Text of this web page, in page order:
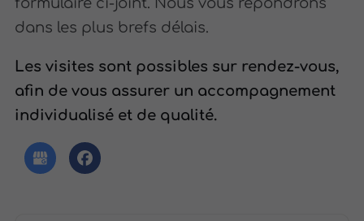
dans les plus brefs délais.
Les visites sont possibles sur rendez-vous,
afin de vous assurer un accompagnement
individualisé et de qualité.